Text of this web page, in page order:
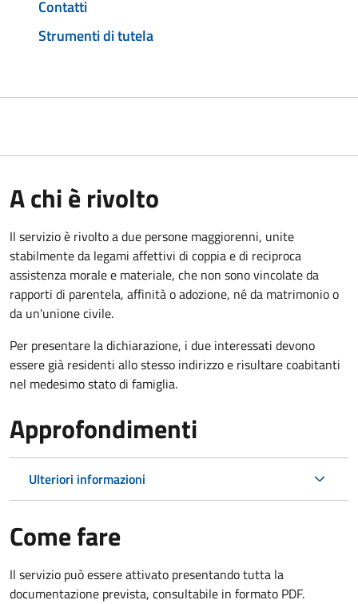
Contatti
Strumenti di tutela
A chi è rivolto
Il servizio è rivolto a due persone maggiorenni, unite
stabilmente da legami affettivi di coppia e di reciproca
assistenza morale e materiale, che non sono vincolate da
rapporti di parentela, affinità o adozione, né da matrimonio o
da un'unione civile.
Per presentare la dichiarazione, i due interessati devono
essere già residenti allo stesso indirizzo e risultare coabitanti
nel medesimo stato di famiglia.
Approfondimenti
Ulteriori informazioni
Come fare
Il servizio può essere attivato presentando tutta la
documentazione prevista, consultabile in formato PDF.